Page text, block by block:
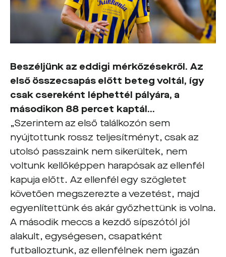
Beszéljünk az eddigi mérkőzésekről. Az
első összecsapás előtt beteg voltál, így
csak csereként léphettél pályára, a
másodikon 88 percet kaptál…
„Szerintem az első találkozón sem
nyújtottunk rossz teljesítményt, csak az
utolsó passzaink nem sikerültek, nem
voltunk kellőképpen harapósak az ellenfél
kapuja előtt. Az ellenfél egy szögletet
követően megszerezte a vezetést, majd
egyenlítettünk és akár győzhettünk is volna.
A második meccs a kezdő sípszótól jól
alakult, egységesen, csapatként
futballoztunk, az ellenfélnek nem igazán